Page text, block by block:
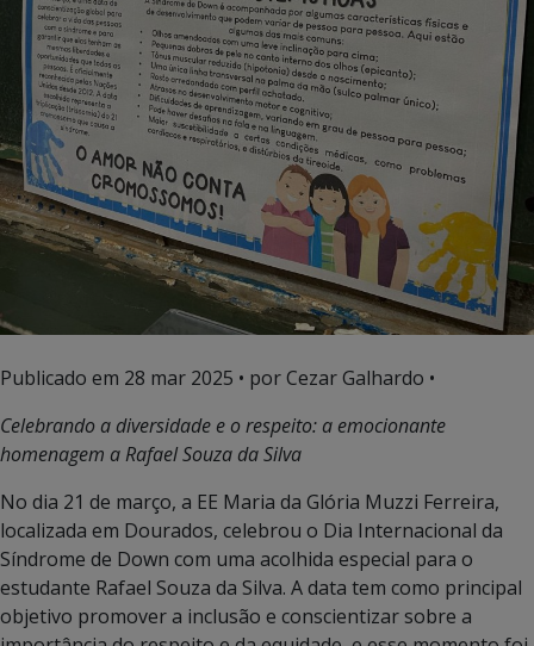
Publicado em 28 mar 2025 • por Cezar Galhardo •
Celebrando a diversidade e o respeito: a emocionante
homenagem a Rafael Souza da Silva
No dia 21 de março, a EE Maria da Glória Muzzi Ferreira,
localizada em Dourados, celebrou o Dia Internacional da
Síndrome de Down com uma acolhida especial para o
estudante Rafael Souza da Silva. A data tem como principal
objetivo promover a inclusão e conscientizar sobre a